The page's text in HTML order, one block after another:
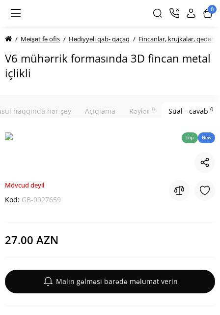
0
Məişət fə ofis Hədiyyəli qab- qaçaq Fincanlar, krujkalar,
V6 mühərrik formasında 3D fincan metal
içlikli
haqqında hər şey Açıqlama Rəylər 0 Sual - cavab 0
Top New
Mövcud deyil
Kod: GB-0027659
27.00 AZN
Malın gəlməsi barədə məlumat verin